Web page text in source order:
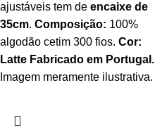
ajustáveis tem de encaixe de
35cm. Composição: 100%
algodão cetim 300 fios. Cor:
Latte Fabricado em Portugal.
Imagem meramente ilustrativa.